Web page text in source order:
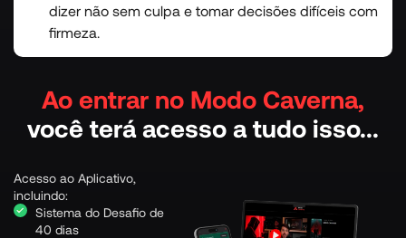
dizer não sem culpa e tomar decisões difíceis com
firmeza.
Ao entrar no Modo Caverna,
você terá acesso a tudo isso...
Acesso ao Aplicativo,
incluindo:
Sistema do Desafio de
40 dias